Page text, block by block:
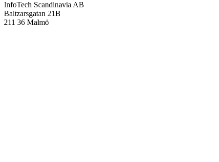
InfoTech Scandinavia AB
Baltzarsgatan 21B
211 36 Malmö